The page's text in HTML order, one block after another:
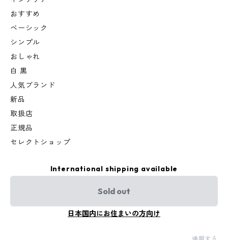
おすすめ
ベーシック
シンプル
おしゃれ
白 黒
人気ブランド
新品
取扱店
正規品
セレクトショップ
International shipping available
Sold out
日本国内にお住まいの方向け